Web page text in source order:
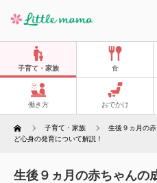
子育て・家族 食
働き方 おでかけ
Home 子育て・家族
生後９ヵ月の
ど心身の発育について解説！
生後９ヵ月の赤ちゃんの